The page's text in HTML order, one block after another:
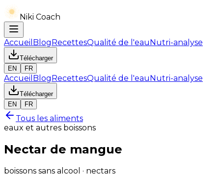
Niki Coach
Accueil BlogRecettesQualité de l'eauNutri-analyse
Télécharger
EN
FR
Accueil BlogRecettesQualité de l'eauNutri-analyse
Télécharger
EN
FR
Tous les aliments
eaux et autres boissons
Nectar de mangue
boissons sans alcool · nectars